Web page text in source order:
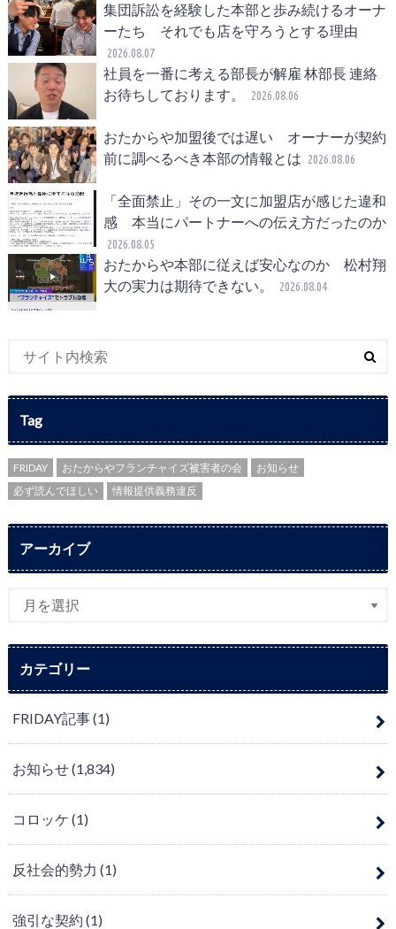
集団訴訟を経験した本部と歩み続けるオーナ
ーたち それでも店を守ろうとする理由
2026.08.07
社員を一番に考える部長が解雇 林部長 連絡
お待ちしております。
2026.08.06
おたからや加盟後では遅い オーナーが契約
前に調べるべき本部の情報とは 2026.08.06
「全面禁止」その一文に加盟店が感じた違和
感 本当にパートナーへの伝え方だったのか
2026.08.05
おたからや本部に従えば安心なのか 松村翔
大の実力は期待できない。
2026.08.04
Tag
FRIDAY おたからやフランチャイズ被害者の会
お知らせ
必ず読んでほしい
情報提供義務違反
アーカイブ
カテゴリー
FRIDAY記事(1)
お知らせ(1,834)
コロッケ (1)
反社会的勢力 (1)
強引な契約 (1)